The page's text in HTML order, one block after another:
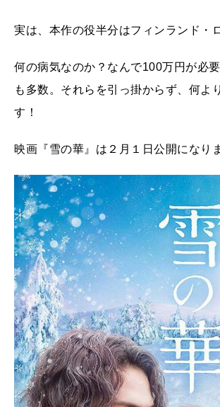
実は、本作の役半分はフィンランド・
何の病気なのか？なんで100万円が必
も多数。それらを引っ掛からず、何
す！
映画『雪の華』は２月１日公開になり